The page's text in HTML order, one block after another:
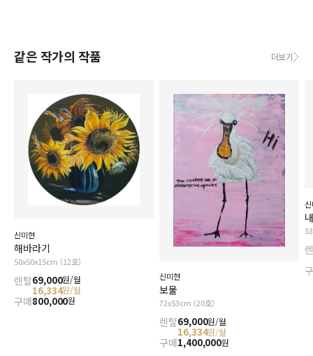
같은 작가의 작품 더보기
신미현
해바라기
50x50x15cm (12호)
렌탈69,000원/월
16,334원/월
구매800,000원
신미현
보물
72x53cm (20호)
렌탈69,000원/월
16,334원/월
구매1,400,000원